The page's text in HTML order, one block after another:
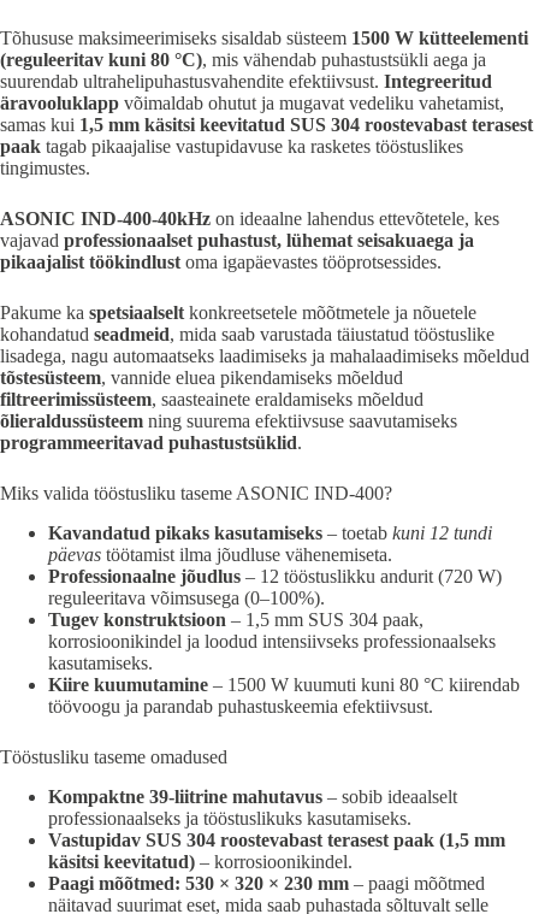
Tõhususe maksimeerimiseks sisaldab süsteem 1500 W kütteelementi
(reguleeritav kuni 80 °C), mis vähendab puhastustsükli aega ja
suurendab ultrahelipuhastusvahendite efektiivsust. Integreeritud
äravooluklapp võimaldab ohutut ja mugavat vedeliku vahetamist,
samas kui 1,5 mm käsitsi keevitatud SUS 304 roostevabast terasest
paak tagab pikaajalise vastupidavuse ka rasketes tööstuslikes
tingimustes.
ASONIC IND-400-40kHz on ideaalne lahendus ettevõtetele, kes
vajavad professionaalset puhastust, lühemat seisakuaega ja
pikaajalist töökindlust oma igapäevastes tööprotsessides.
Pakume ka spetsiaalselt konkreetsetele mõõtmetele ja nõuetele
kohandatud seadmeid, mida saab varustada täiustatud tööstuslike
lisadega, nagu automaatseks laadimiseks ja mahalaadimiseks mõeldud
tõstesüsteem, vannide eluea pikendamiseks mõeldud
filtreerimissüsteem, saasteainete eraldamiseks mõeldud
õlieraldussüsteem ning suurema efektiivsuse saavutamiseks
programmeeritavad puhastustsüklid.
Miks valida tööstusliku taseme ASONIC IND-400?
Kavandatud pikaks kasutamiseks – toetab kuni 12 tundi
päevas töötamist ilma jõudluse vähenemiseta.
Professionaalne jõudlus – 12 tööstuslikku andurit (720 W)
reguleeritava võimsusega (0–100%).
Tugev konstruktsioon – 1,5 mm SUS 304 paak,
korrosioonikindel ja loodud intensiivseks professionaalseks
kasutamiseks.
Kiire kuumutamine – 1500 W kuumuti kuni 80 °C kiirendab
töövoogu ja parandab puhastuskeemia efektiivsust.
Tööstusliku taseme omadused
Kompaktne 39-liitrine mahutavus – sobib ideaalselt
professionaalseks ja tööstuslikuks kasutamiseks.
Vastupidav SUS 304 roostevabast terasest paak (1,5 mm
käsitsi keevitatud) – korrosioonikindel.
Paagi mõõtmed: 530 × 320 × 230 mm – paagi mõõtmed
näitavad suurimat eset, mida saab puhastada sõltuvalt selle